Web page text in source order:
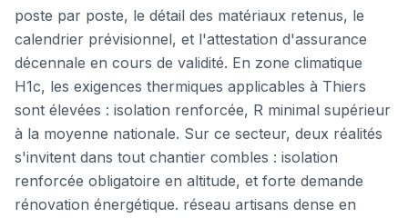
poste par poste, le détail des matériaux retenus, le
calendrier prévisionnel, et l'attestation d'assurance
décennale en cours de validité. En zone climatique
H1c, les exigences thermiques applicables à Thiers
sont élevées : isolation renforcée, R minimal supérieur
à la moyenne nationale. Sur ce secteur, deux réalités
s'invitent dans tout chantier combles : isolation
renforcée obligatoire en altitude, et forte demande
rénovation énergétique. réseau artisans dense en